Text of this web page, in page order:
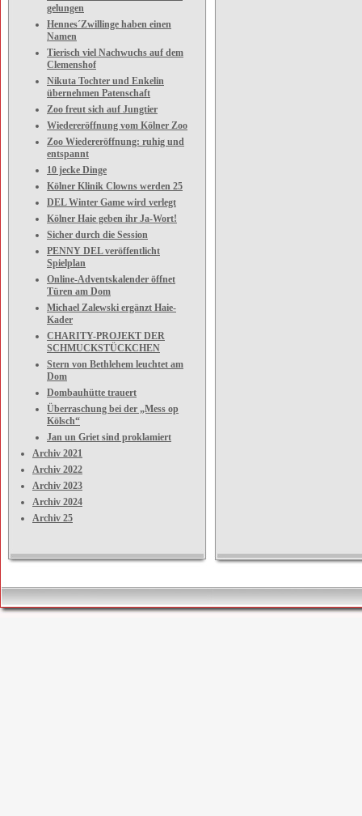
gelungen
Hennes´Zwillinge haben einen
Namen
Tierisch viel Nachwuchs auf dem
Clemenshof
Nikuta Tochter und Enkelin
übernehmen Patenschaft
Zoo freut sich auf Jungtier
Wiedereröffnung vom Kölner Zoo
Zoo Wiedereröffnung: ruhig und
entspannt
10 jecke Dinge
Kölner Klinik Clowns werden 25
DEL Winter Game wird verlegt
Kölner Haie geben ihr Ja-Wort!
Sicher durch die Session
PENNY DEL veröffentlicht
Spielplan
Online-Adventskalender öffnet
Türen am Dom
Michael Zalewski ergänzt Haie-
Kader
CHARITY-PROJEKT DER
SCHMUCKSTÜCKCHEN
Stern von Bethlehem leuchtet am
Dom
Dombauhütte trauert
Überraschung bei der „Mess op
Kölsch“
Jan un Griet sind proklamiert
Archiv 2021
Archiv 2022
Archiv 2023
Archiv 2024
Archiv 25